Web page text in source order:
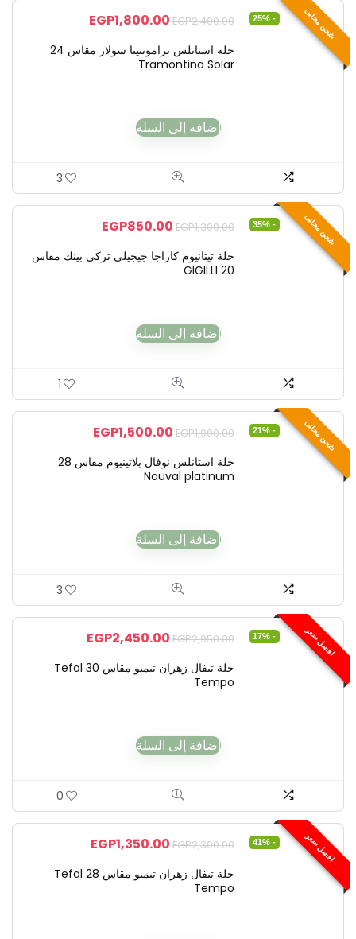
شحن مجانى - 25%
EGP2,400.00
EGP1,800.00
حلة استانلس ترامونتينا سولار مقاس 24
Tramontina Solar
إضافة إلى السلة
3
شحن مجانى - 35%
EGP1,300.00
EGP850.00
حلة تيتانيوم كاراجا جيجيلى تركى بينك مقاس
20 GIGILLI
إضافة إلى السلة
1
شحن مجانى - 21%
EGP1,900.00
EGP1,500.00
حلة استانلس نوفال بلاتينيوم مقاس 28
Nouval platinum
إضافة إلى السلة
3
افضل سعر - 17%
EGP2,950.00
EGP2,450.00
حلة تيفال زهران تيمبو مقاس 30 Tefal
Tempo
إضافة إلى السلة
0
افضل سعر - 41%
EGP2,300.00
EGP1,350.00
حلة تيفال زهران تيمبو مقاس 28 Tefal
Tempo